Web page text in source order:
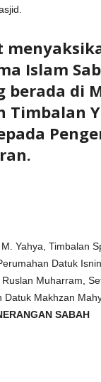
Islam
berada di
Timbalan
Yahya, Timbalan
Datuk Isnin
Muharram,
Datuk Makhzan
SABAH